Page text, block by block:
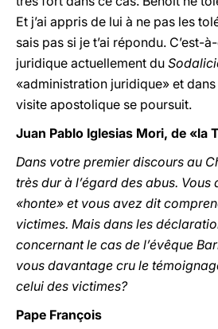
Et j’ai appris de lui à ne pas les
sais pas si je t’ai répondu. C’est-
juridique actuellement du
«administration juridique» et
visite apostolique se poursuit.
Juan Pablo Iglesias Mori, de «la
Dans votre premier discours au
très dur à l’égard des abus. Vous
«honte» et vous avez dit
victimes. Mais dans les
concernant le cas de l’évêque
vous davantage cru le
celui des victimes?
Pape François